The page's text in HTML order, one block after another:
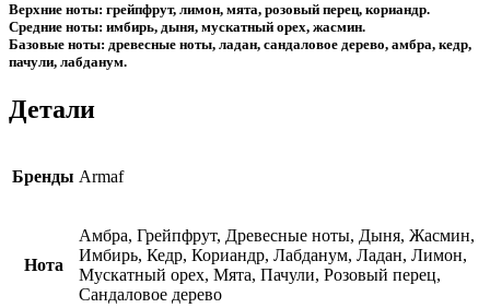
Верхние ноты: грейпфрут, лимон, мята, розовый перец, кориандр.
Средние ноты: имбирь, дыня, мускатный орех, жасмин.
Базовые ноты: древесные ноты, ладан, сандаловое дерево, амбра, кедр,
пачули, лабданум.
Детали
Бренды Armaf
Нота
Амбра, Грейпфрут, Древесные ноты, Дыня, Жасмин,
Имбирь, Кедр, Кориандр, Лабданум, Ладан, Лимон,
Мускатный орех, Мята, Пачули, Розовый перец,
Сандаловое дерево